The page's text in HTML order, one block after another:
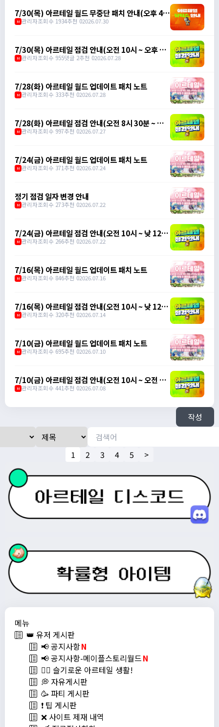
메뉴
👑 유저 게시판
📢 공지사항N
📢 공지사항-메이플스토리월드N
💁‍♂ 슬기로운 아르테일 생활!
💭 자유게시판
🥳 파티 게시판
❗️ 팁 게시판
❌ 사이트 제재 내역
7/30(목) 아르테일 월드 무중단 패치 안내(오후 4시
35분)
M 관리자조회수 1934추천 02026.07.30
7/30(목) 아르테일 점검 안내(오전 10시 ~ 오후 1
시)
M 관리자조회수 955댓글 2추천 02026.07.28
7/28(화) 아르테일 월드 업데이트 패치 노트
M 관리자조회수 333추천 02026.07.28
7/28(화) 아르테일 점검 안내(오전 8시 30분 ~ 오
전 9시 30분)
M 관리자조회수 997추천 02026.07.27
7/24(금) 아르테일 월드 업데이트 패치 노트
M 관리자조회수 371추천 02026.07.24
정기 점검 일자 변경 안내
M 관리자조회수 273추천 02026.07.22
7/24(금) 아르테일 점검 안내(오전 10시 ~ 낮 12
시)
M 관리자조회수 266추천 02026.07.22
7/16(목) 아르테일 월드 업데이트 패치 노트
M 관리자조회수 846추천 02026.07.16
7/16(목) 아르테일 점검 안내(오전 10시 ~ 낮 12
시)
M 관리자조회수 320추천 02026.07.14
7/10(금) 아르테일 월드 업데이트 패치 노트
M 관리자조회수 695추천 02026.07.10
7/10(금) 아르테일 점검 안내(오전 10시 ~ 오전 11
시)
M 관리자조회수 441추천 02026.07.08
작성
1 2 3 4 5 >